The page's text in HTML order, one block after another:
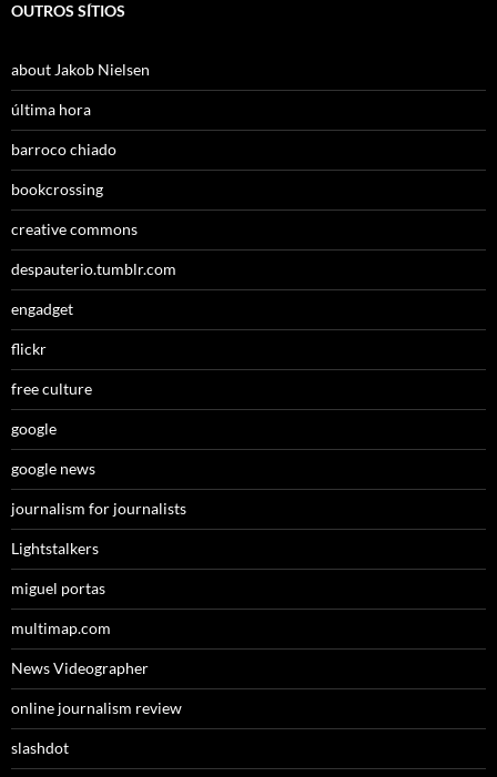
OUTROS SÍTIOS
about Jakob Nielsen
última hora
barroco chiado
bookcrossing
creative commons
despauterio.tumblr.com
engadget
flickr
free culture
google
google news
journalism for journalists
Lightstalkers
miguel portas
multimap.com
News Videographer
online journalism review
slashdot